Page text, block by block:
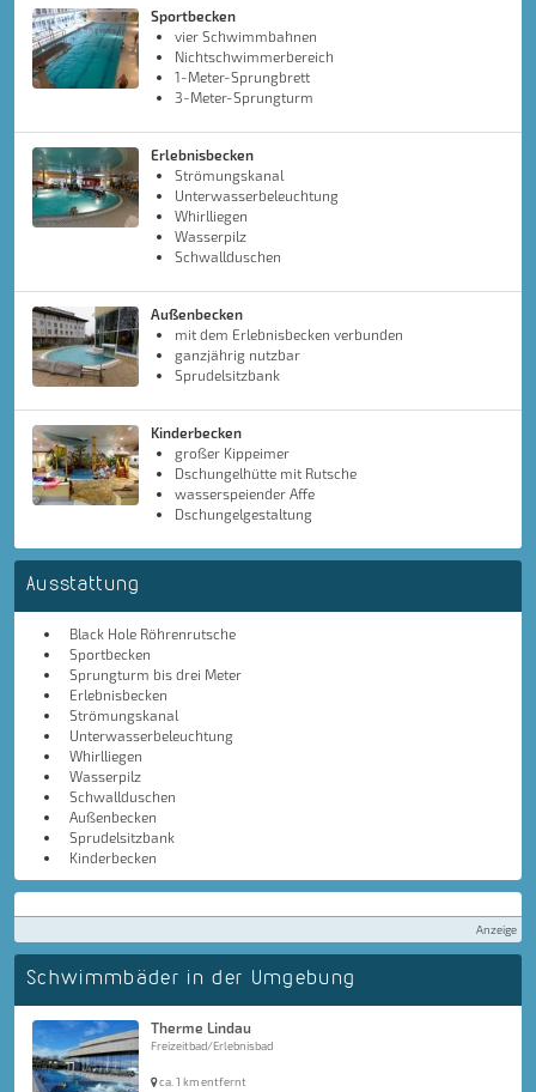
Sportbecken
vier Schwimmbahnen
Nichtschwimmerbereich
1-Meter-Sprungbrett
3-Meter-Sprungturm
Erlebnisbecken
Strömungskanal
Unterwasserbeleuchtung
Whirlliegen
Wasserpilz
Schwallduschen
Außenbecken
mit dem Erlebnisbecken verbunden
ganzjährig nutzbar
Sprudelsitzbank
Kinderbecken
großer Kippeimer
Dschungelhütte mit Rutsche
wasserspeiender Affe
Dschungelgestaltung
Ausstattung
Black Hole Röhrenrutsche
Sportbecken
Sprungturm bis drei Meter
Erlebnisbecken
Strömungskanal
Unterwasserbeleuchtung
Whirlliegen
Wasserpilz
Schwallduschen
Außenbecken
Sprudelsitzbank
Kinderbecken
Anzeige
Schwimmbäder in der Umgebung
Therme Lindau
Freizeitbad/Erlebnisbad
ca. 1 km entfernt